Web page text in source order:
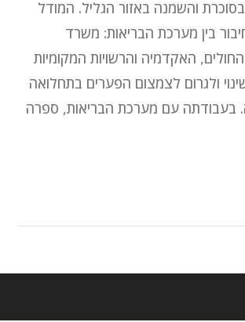
והשמנה באזור הגליל. המודל
בין מערכת הבריאות: משרד
האקדמיה והרשויות המקומיות
ולגרום לצמצום הפערים בתחלואה
בעבודתה עם מערכת הבריאות, ספרה